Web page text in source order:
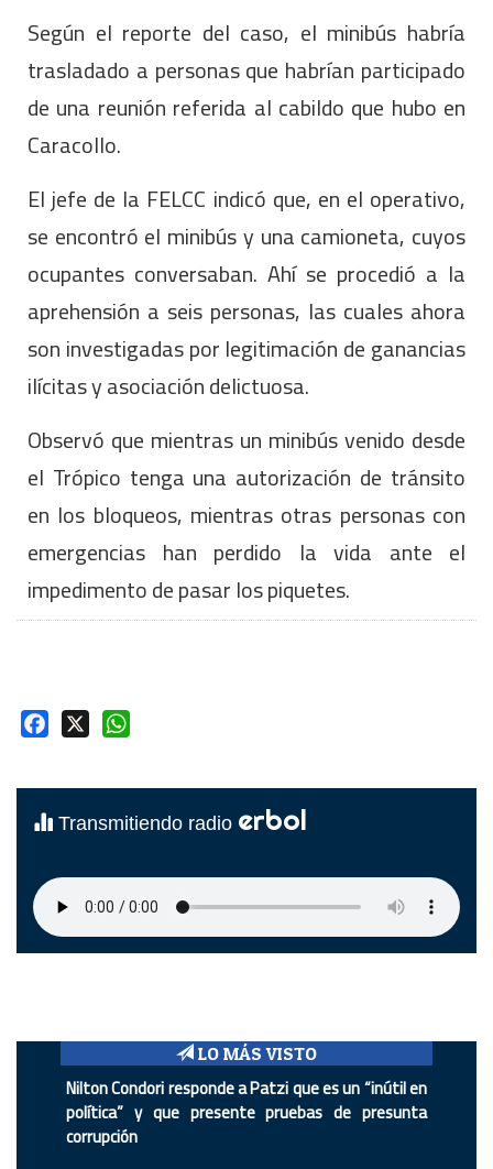
Según el reporte del caso, el minibús habría
trasladado a personas que habrían participado
de una reunión referida al cabildo que hubo en
Caracollo.
El jefe de la FELCC indicó que, en el operativo,
se encontró el minibús y una camioneta, cuyos
ocupantes conversaban. Ahí se procedió a la
aprehensión a seis personas, las cuales ahora
son investigadas por legitimación de ganancias
ilícitas y asociación delictuosa.
Observó que mientras un minibús venido desde
el Trópico tenga una autorización de tránsito
en los bloqueos, mientras otras personas con
emergencias han perdido la vida ante el
impedimento de pasar los piquetes.
Facebook
Transmitiendo radio erbol
LO MÁS VISTO
Nilton Condori responde a Patzi que es un “inútil en
política” y que presente pruebas de presunta
corrupción